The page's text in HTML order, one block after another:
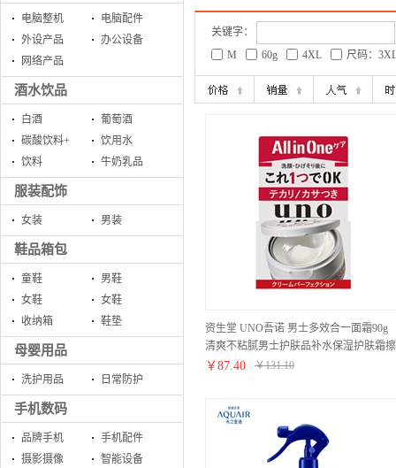
电脑整机
电脑配件
外设产品
办公设备
网络产品
酒水饮品
白酒
葡萄酒
碳酸饮料+
饮用水
饮料
牛奶乳品
服装配饰
女装 男装
鞋品箱包
童鞋
男鞋
女鞋
女鞋
收纳箱
鞋垫
母婴用品
洗护用品 日常防护
手机数码
品牌手机
手机配件
摄影摄像
智能设备
关键字：
M
60g 4XL 尺码：
资生堂 UNO吾诺 男士多效合一面霜90g
清爽不粘腻男士护肤品补水保湿护肤霜擦
脸保湿霜润肤霜护脸霜 (90g/罐) 脸手霜
￥ 87.40 ￥131.10